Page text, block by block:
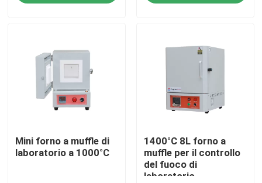
Visita alla fabbrica
Controllo della qualità
Chiedi un preventivo
Mini forno a muffle di
laboratorio a 1000°C
1400°C 8L forno a
muffle per il controllo
del fuoco di
laboratorio